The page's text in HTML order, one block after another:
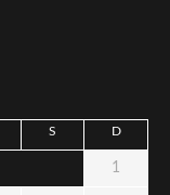
S D
1